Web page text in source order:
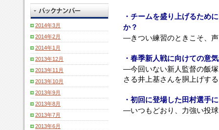
・チームを盛り上げるため
か？
―きつい練習のときこそ、
・春季新人戦に向けての意
―今回いない新人監督の飯
さる井上基さんを胴上げす
・初回に登場した田村選手
―いつもどおり、力強い投
2014年3月
2014年2月
2014年1月
2013年12月
2013年11月
2013年10月
2013年9月
2013年8月
2013年7月
2013年6月